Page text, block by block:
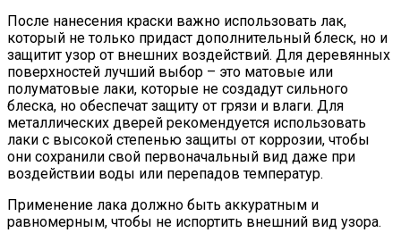
После нанесения краски важно использовать лак,
который не только придаст дополнительный блеск, но и
защитит узор от внешних воздействий. Для деревянных
поверхностей лучший выбор – это матовые или
полуматовые лаки, которые не создадут сильного
блеска, но обеспечат защиту от грязи и влаги. Для
металлических дверей рекомендуется использовать
лаки с высокой степенью защиты от коррозии, чтобы
они сохранили свой первоначальный вид даже при
воздействии воды или перепадов температур.
Применение лака должно быть аккуратным и
равномерным, чтобы не испортить внешний вид узора.